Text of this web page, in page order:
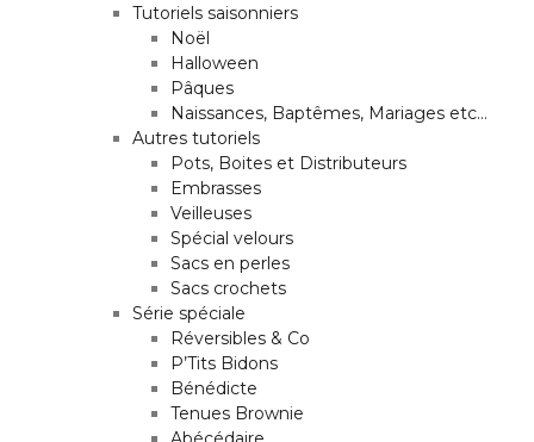
Tutoriels saisonniers
Noël
Halloween
Pâques
Naissances, Baptêmes, Mariages etc…
Autres tutoriels
Pots, Boites et Distributeurs
Embrasses
Veilleuses
Spécial velours
Sacs en perles
Sacs crochets
Série spéciale
Réversibles & Co
P’Tits Bidons
Bénédicte
Tenues Brownie